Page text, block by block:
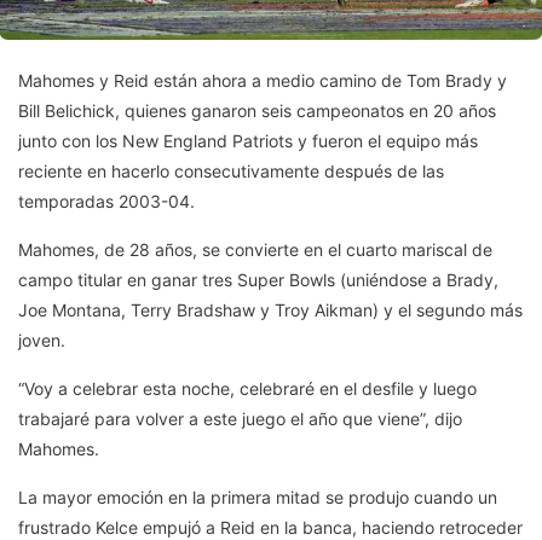
Mahomes y Reid están ahora a medio camino de Tom Brady y
Bill Belichick, quienes ganaron seis campeonatos en 20 años
junto con los New England Patriots y fueron el equipo más
reciente en hacerlo consecutivamente después de las
temporadas 2003-04.
Mahomes, de 28 años, se convierte en el cuarto mariscal de
campo titular en ganar tres Super Bowls (uniéndose a Brady,
Joe Montana, Terry Bradshaw y Troy Aikman) y el segundo más
joven.
“Voy a celebrar esta noche, celebraré en el desfile y luego
trabajaré para volver a este juego el año que viene”, dijo
Mahomes.
La mayor emoción en la primera mitad se produjo cuando un
frustrado Kelce empujó a Reid en la banca, haciendo retroceder